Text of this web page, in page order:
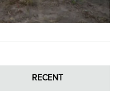
RECENT